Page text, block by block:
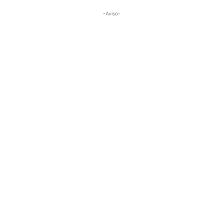
-Aviso-